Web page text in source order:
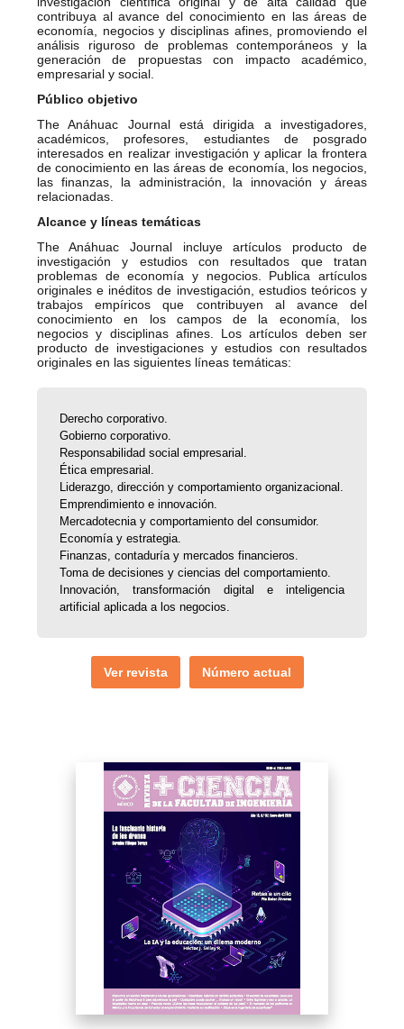
contribuya al avance del conocimiento en las áreas de
economía, negocios y disciplinas afines, promoviendo el
análisis riguroso de problemas contemporáneos y la
generación de propuestas con impacto académico,
empresarial y social.
Público objetivo
The Anáhuac Journal está dirigida a investigadores,
académicos, profesores, estudiantes de posgrado
interesados en realizar investigación y aplicar la frontera
de conocimiento en las áreas de economía, los negocios,
las finanzas, la administración, la innovación y áreas
relacionadas.
Alcance y líneas temáticas
The Anáhuac Journal incluye artículos producto de
investigación y estudios con resultados que tratan
problemas de economía y negocios. Publica artículos
originales e inéditos de investigación, estudios teóricos y
trabajos empíricos que contribuyen al avance del
conocimiento en los campos de la economía, los
negocios y disciplinas afines. Los artículos deben ser
producto de investigaciones y estudios con resultados
originales en las siguientes líneas temáticas:
Derecho corporativo.
Gobierno corporativo.
Responsabilidad social empresarial.
Ética empresarial.
Liderazgo, dirección y comportamiento organizacional.
Emprendimiento e innovación.
Mercadotecnia y comportamiento del consumidor.
Economía y estrategia.
Finanzas, contaduría y mercados financieros.
Toma de decisiones y ciencias del comportamiento.
Innovación, transformación digital e inteligencia
artificial aplicada a los negocios.
Ver revista Número actual